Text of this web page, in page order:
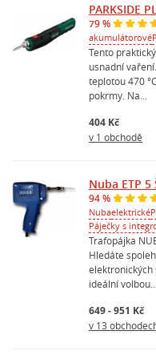
PARKSIDE
79 %
akumulátorové
Tento
usnadní
teplotou 470
pokrmy. Na...
404 Kč
v 1 obchodě
Nuba ETP
94 %
Nubaelektrické
Páječky s
Trafopájka
Hledáte
elektronických
ideální volbou...
649 - 951 Kč
v 13